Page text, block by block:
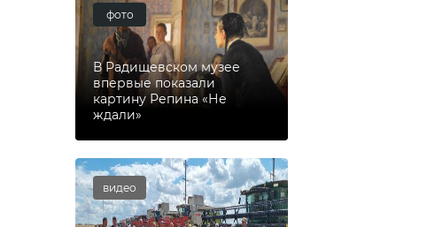
фото
В Радищевском музее
впервые показали
картину Репина «Не
ждали»
видео